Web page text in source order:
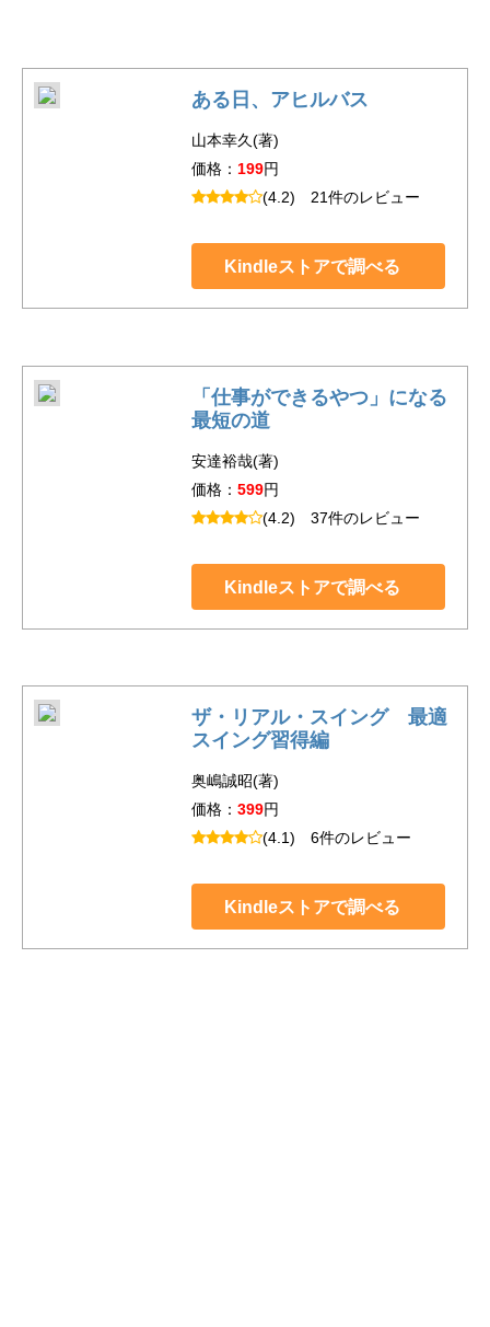
ある日、アヒルバス
山本幸久(著)
価格： 199円
(4.2) 21件のレビュー
Kindleストアで調べる
「仕事ができるやつ」になる
最短の道
安達裕哉(著)
価格： 599円
(4.2) 37件のレビュー
Kindleストアで調べる
ザ・リアル・スイング 最適
スイング習得編
奥嶋誠昭(著)
価格： 399円
(4.1) 6件のレビュー
Kindleストアで調べる